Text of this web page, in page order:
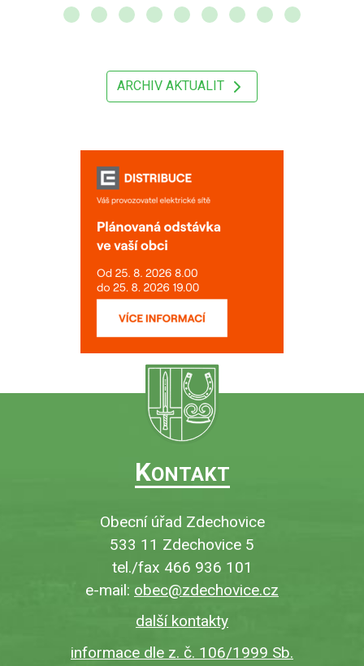
ARCHIV AKTUALIT
KONTAKT
Obecní úřad Zdechovice
533 11 Zdechovice 5
tel./fax 466 936 101
e-mail: obec@zdechovice.cz
další kontakty
informace dle z. č. 106/1999 Sb.